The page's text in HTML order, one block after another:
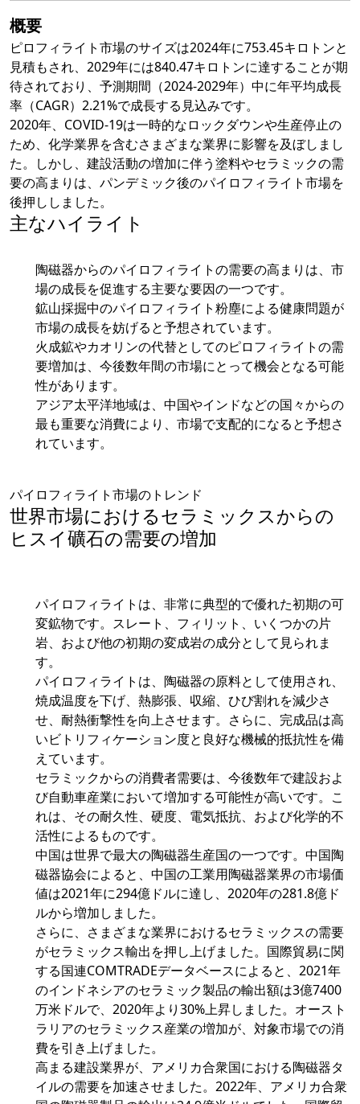
概要
ピロフィライト市場のサイズは2024年に753.45キロトンと
見積もされ、2029年には840.47キロトンに達することが期
待されており、予測期間（2024-2029年）中に年平均成長
率（CAGR）2.21%で成長する見込みです。
2020年、COVID-19は一時的なロックダウンや生産停止の
ため、化学業界を含むさまざまな業界に影響を及ぼしまし
た。しかし、建設活動の増加に伴う塗料やセラミックの需
要の高まりは、パンデミック後のパイロフィライト市場を
後押ししました。
主なハイライト
陶磁器からのパイロフィライトの需要の高まりは、市
場の成長を促進する主要な要因の一つです。
鉱山採掘中のパイロフィライト粉塵による健康問題が
市場の成長を妨げると予想されています。
火成鉱やカオリンの代替としてのピロフィライトの需
要増加は、今後数年間の市場にとって機会となる可能
性があります。
アジア太平洋地域は、中国やインドなどの国々からの
最も重要な消費により、市場で支配的になると予想さ
れています。
パイロフィライト市場のトレンド
世界市場におけるセラミックスからの
ヒスイ礦石の需要の増加
パイロフィライトは、非常に典型的で優れた初期の可
変鉱物です。スレート、フィリット、いくつかの片
岩、および他の初期の変成岩の成分として見られま
す。
パイロフィライトは、陶磁器の原料として使用され、
焼成温度を下げ、熱膨張、収縮、ひび割れを減少さ
せ、耐熱衝撃性を向上させます。さらに、完成品は高
いビトリフィケーション度と良好な機械的抵抗性を備
えています。
セラミックからの消費者需要は、今後数年で建設およ
び自動車産業において増加する可能性が高いです。こ
れは、その耐久性、硬度、電気抵抗、および化学的不
活性によるものです。
中国は世界で最大の陶磁器生産国の一つです。中国陶
磁器協会によると、中国の工業用陶磁器業界の市場価
値は2021年に294億ドルに達し、2020年の281.8億ド
ルから増加しました。
さらに、さまざまな業界におけるセラミックスの需要
がセラミックス輸出を押し上げました。国際貿易に関
する国連COMTRADEデータベースによると、2021年
のインドネシアのセラミック製品の輸出額は3億7400
万米ドルで、2020年より30%上昇しました。オースト
ラリアのセラミックス産業の増加が、対象市場での消
費を引き上げました。
高まる建設業界が、アメリカ合衆国における陶磁器タ
イルの需要を加速させました。2022年、アメリカ合衆